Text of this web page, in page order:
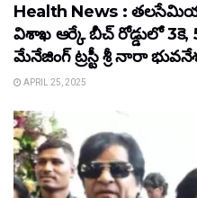
Health News :
విశాఖ ఆర్కే బీచ్‌ రోడ్డులో 3కె,
మేనేజింగ్‌ ట్రస్టీ శ్రీ నారా
APRIL 25, 2025